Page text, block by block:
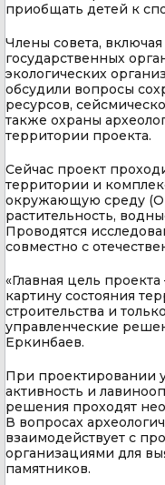
приобщать детей к
Члены совета,
государственных
экологических
обсудили вопросы
ресурсов,
также охраны
территории проекта.
Сейчас проект
территории и
окружающую среду
растительность,
Проводятся
совместно с
«Главная цель
картину состояния
строительства и
управленческие
Еркинбаев.
При проектировании
активность и
решения проходят
В вопросах
взаимодействует с
организациями для
памятников.